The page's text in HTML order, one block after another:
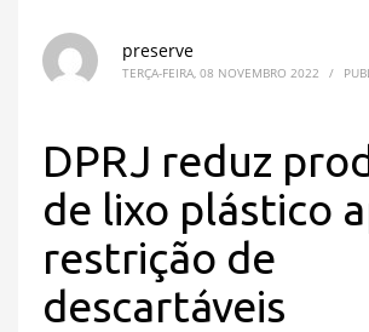
preserve
TERÇA-FEIRA, 08 NOVEMBRO 2022 /
DPRJ reduz
de lixo plástico
restrição de
descartáveis